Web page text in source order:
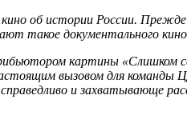
об истории России. Прежде
такое документального
картины «Слишком
вызовом для
и захватывающе